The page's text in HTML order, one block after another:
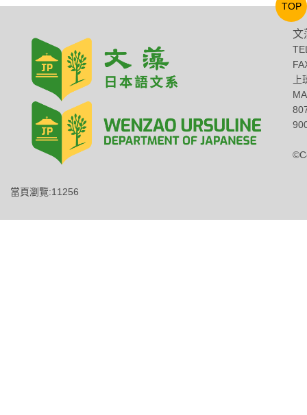
文
當頁瀏覽:11256
TOP